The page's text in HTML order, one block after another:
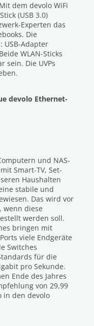
dem devolo WiFi
(USB 3.0)
Experten das
Die
USB-Adapter
WLAN-Sticks
sein. Die UVPs
devolo Ethernet-
und NAS-
Smart-TV, Set-
Haushalten
stabile und
Das wird vor
wenn diese
werden soll.
bringen mit
viele Endgeräte
Switches
für die
pro Sekunde.
Ende des Jahres
von 29,99
in den devolo